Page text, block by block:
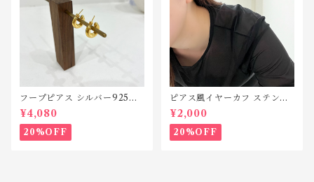
フープピアス シルバー925
P132
¥4,080
20%OFF
ピアス風イヤーカフ ステンレ
ス SP212
¥2,000
20%OFF